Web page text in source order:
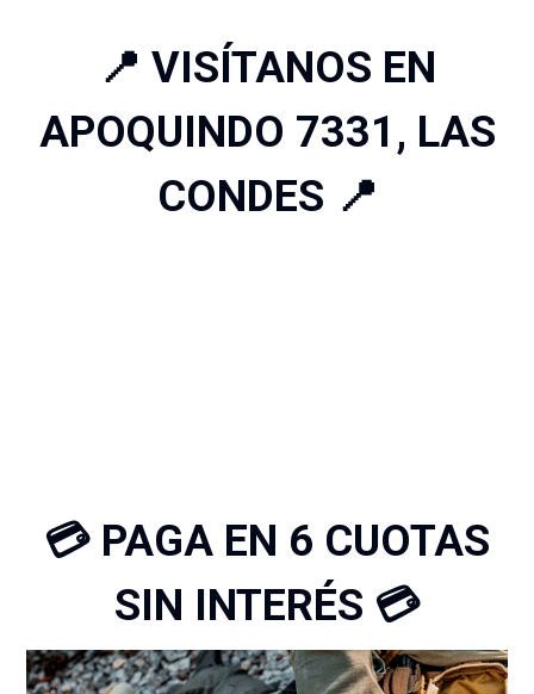
📍 VISÍTANOS EN
APOQUINDO 7331, LAS
CONDES 📍
💳 PAGA EN 6 CUOTAS
SIN INTERÉS 💳